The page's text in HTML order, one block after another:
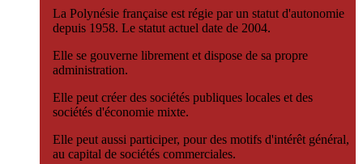
La Polynésie française est régie par un statut d'autonomie
depuis 1958. Le statut actuel date de 2004.
Elle se gouverne librement et dispose de sa propre
administration.
Elle peut créer des sociétés publiques locales et des
sociétés d'économie mixte.
Elle peut aussi participer, pour des motifs d'intérêt général,
au capital de sociétés commerciales.